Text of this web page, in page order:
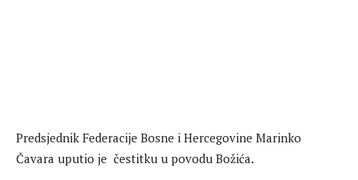
Predsjednik Federacije Bosne i Hercegovine Marinko
Čavara uputio je čestitku u povodu Božića.